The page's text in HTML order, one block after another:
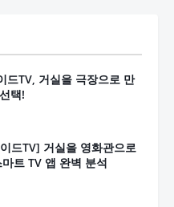
드TV, 거실을 극장으로 만
택!
드TV] 거실을 영화관으로
트 TV 앱 완벽 분석